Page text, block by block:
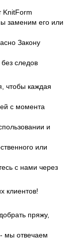
KnitForm
заменим его или
Закону
следов
чтобы каждая
с момента
и
или
с нами через
клиентов!
пряжу,
мы отвечаем